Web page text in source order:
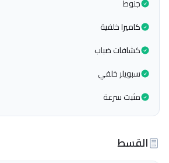
جنوط
كاميرا خلفية
كشافات ضباب
سبويلر خلفي
مثبت سرعة
القسط